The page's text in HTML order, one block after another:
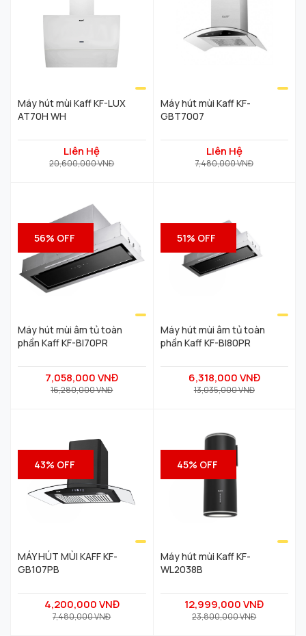
– Kích thước: 900x280x200mm
Máy hút mùi Kaff KF-LUX
AT70H WH
Liên Hệ
20,600,000 VNĐ
Máy hút mùi Kaff KF-
GBT7007
Liên Hệ
7,480,000 VNĐ
56% OFF
Máy hút mùi âm tủ toàn
phần Kaff KF-BI70PR
7,058,000 VNĐ
16,280,000 VNĐ
51% OFF
Máy hút mùi âm tủ toàn
phần Kaff KF-BI80PR
6,318,000 VNĐ
13,035,000 VNĐ
43% OFF
MÁY HÚT MÙI KAFF KF-
GB107PB
4,200,000 VNĐ
7,480,000 VNĐ
45% OFF
Máy hút mùi Kaff KF-
WL2038B
12,999,000 VNĐ
23,800,000 VNĐ